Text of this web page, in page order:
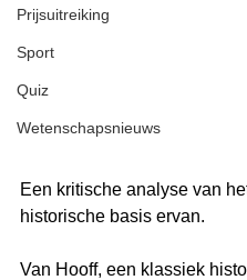
Prijsuitreiking
Sport
Quiz
Wetenschapsnieuws
Een kritische analyse van
historische basis ervan.
Van Hooff, een klassiek